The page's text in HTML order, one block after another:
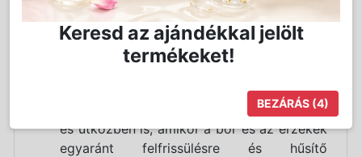
könnyed, finom permetű spray, gyors és
kényelmes használattal
gondosan válogatott bőrnyugtató és
kifinomult, trópusi mangó ihlette illattal
praktikus társ a mindennapokban – otthon
és útközben is, amikor a bőr és az érzékek
egyaránt felfrissülésre és hűsítő
Keresd az ajándékkal jelölt
termékeket!
BEZÁRÁS (4)